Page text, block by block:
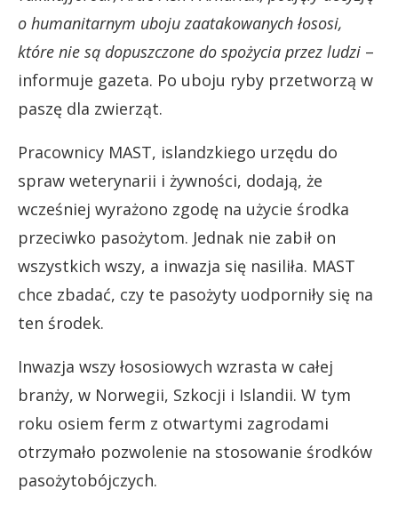
o humanitarnym uboju zaatakowanych łososi,
które nie są dopuszczone do spożycia przez ludzi –
informuje gazeta. Po uboju ryby przetworzą w
paszę dla zwierząt.
Pracownicy MAST, islandzkiego urzędu do
spraw weterynarii i żywności, dodają, że
wcześniej wyrażono zgodę na użycie środka
przeciwko pasożytom. Jednak nie zabił on
wszystkich wszy, a inwazja się nasiliła. MAST
chce zbadać, czy te pasożyty uodporniły się na
ten środek.
Inwazja wszy łososiowych wzrasta w całej
branży, w Norwegii, Szkocji i Islandii. W tym
roku osiem ferm z otwartymi zagrodami
otrzymało pozwolenie na stosowanie środków
pasożytobójczych.